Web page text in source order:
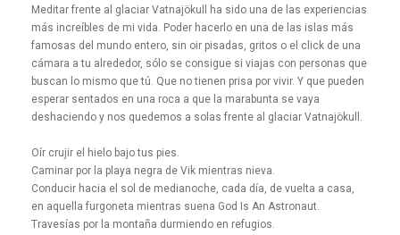
Meditar frente al glaciar Vatnajökull ha sido una de las experiencias
más increíbles de mi vida. Poder hacerlo en una de las islas más
famosas del mundo entero, sin oir pisadas, gritos o el click de una
cámara a tu alrededor, sólo se consigue si viajas con personas que
buscan lo mismo que tú. Que no tienen prisa por vivir. Y que pueden
esperar sentados en una roca a que la marabunta se vaya
deshaciendo y nos quedemos a solas frente al glaciar Vatnajökull.
Oír crujir el hielo bajo tus pies.
Caminar por la playa negra de Vik mientras nieva.
Conducir hacia el sol de medianoche, cada día, de vuelta a casa,
en aquella furgoneta mientras suena God Is An Astronaut.
Travesías por la montaña durmiendo en refugios.